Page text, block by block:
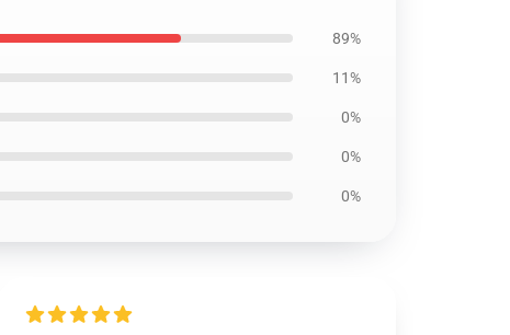
89%
11%
0%
0%
0%